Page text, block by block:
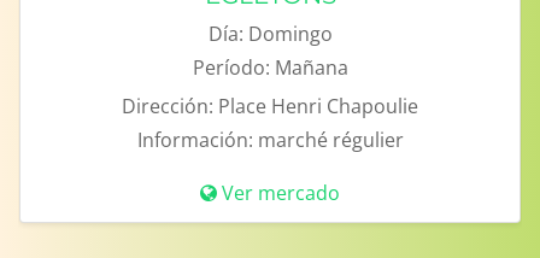
Día: Domingo
Período: Mañana
Dirección: Place Henri Chapoulie
Información: marché régulier
Ver mercado